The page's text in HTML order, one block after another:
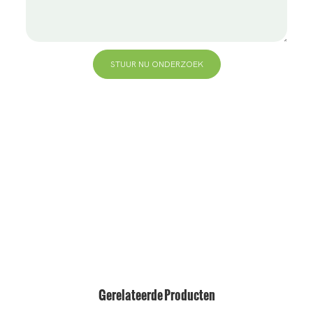
STUUR NU ONDERZOEK
Gerelateerde Producten